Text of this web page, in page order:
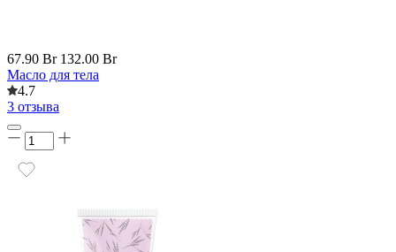
67.90 Br 132.00 Br
Масло для тела
4.7
3 отзыва